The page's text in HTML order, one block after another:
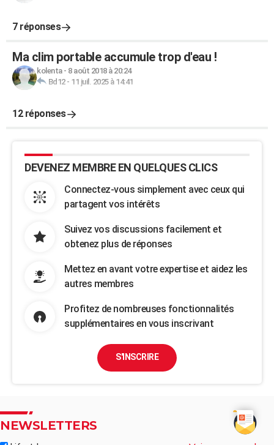
7 réponses
Ma clim portable accumule trop d'eau !
kolenta- 8 août 2018 à 20:24
Bd12- 11 juil. 2025 à 14:41
12 réponses
DEVENEZ MEMBRE EN QUELQUES CLICS
Connectez-vous simplement avec ceux qui
partagent vos intérêts
Suivez vos discussions facilement et
obtenez plus de réponses
Mettez en avant votre expertise et aidez les
autres membres
Profitez de nombreuses fonctionnalités
supplémentaires en vous inscrivant
S'INSCRIRE
NEWSLETTERS